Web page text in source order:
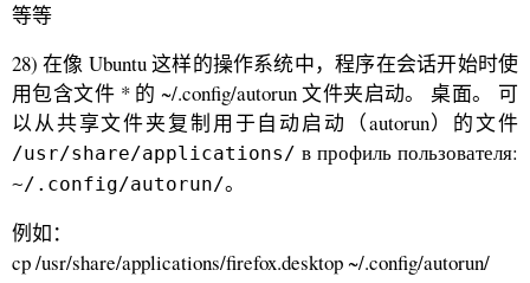
等等
28) 在像 Ubuntu 这样的操作系统中，程序在会话开始时使
用包含文件 * 的 ~/.config/autorun 文件夹启动。 桌面。 可
以从共享文件夹复制用于自动启动（autorun）的文件
/usr/share/applications/ в профиль пользователя:
~/.config/autorun/。
例如：
cp /usr/share/applications/firefox.desktop ~/.config/autorun/